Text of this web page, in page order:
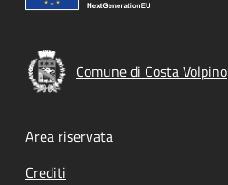
Comune di Costa Volpino
Footer menu
Area riservata
Crediti